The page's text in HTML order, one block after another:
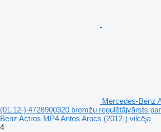
Mercedes-Benz
(01.12-) 4728900320 bremžu regulētājvārsts
Benz Actros MP4 Antos Arocs (2012-) vilcēja
4